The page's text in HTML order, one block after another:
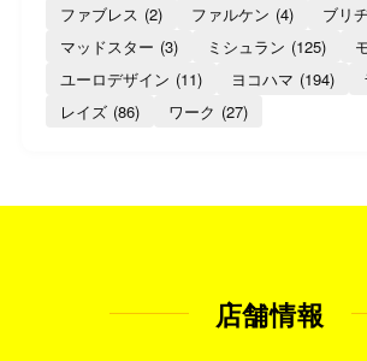
ファブレス (2) ファルケン (4) ブリ
マッドスター (3) ミシュラン (125)
ユーロデザイン (11) ヨコハマ (194)
レイズ (86) ワーク (27)
店舗情報